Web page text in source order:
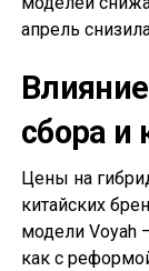
апрель
сбора и
Цены на
китайских
модели Voyah
как с